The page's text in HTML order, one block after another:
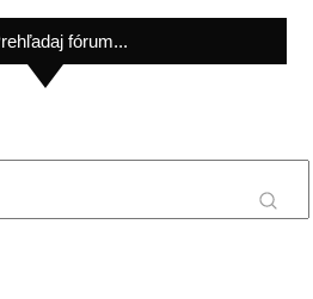
fórum...